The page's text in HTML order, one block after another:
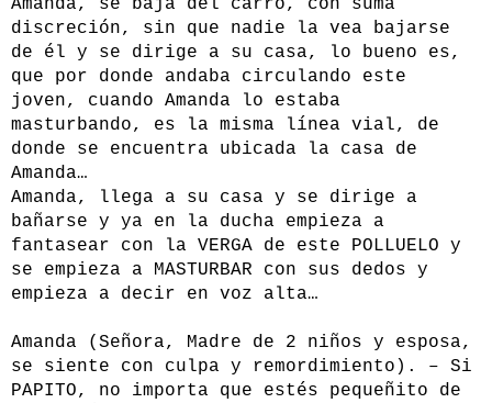
Amanda, se baja del carro, con suma
discreción, sin que nadie la vea bajarse
de él y se dirige a su casa, lo bueno es,
que por donde andaba circulando este
joven, cuando Amanda lo estaba
masturbando, es la misma línea vial, de
donde se encuentra ubicada la casa de
Amanda…
Amanda, llega a su casa y se dirige a
bañarse y ya en la ducha empieza a
fantasear con la VERGA de este POLLUELO y
se empieza a MASTURBAR con sus dedos y
empieza a decir en voz alta…
Amanda (Señora, Madre de 2 niños y esposa,
se siente con culpa y remordimiento). – Si
PAPITO, no importa que estés pequeñito de